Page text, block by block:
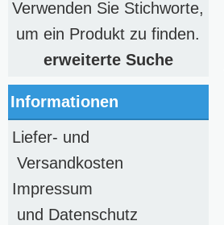
Verwenden Sie Stichworte,
um ein Produkt zu finden.
erweiterte Suche
Informationen
Liefer- und
Versandkosten
Impressum
und Datenschutz